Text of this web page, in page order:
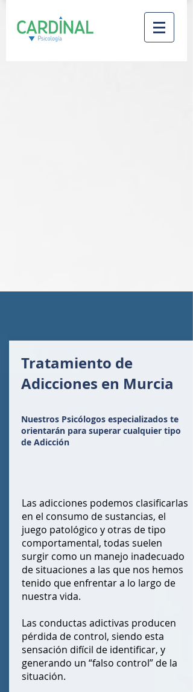
Tratamiento de
Adicciones en Murcia
Nuestros Psicólogos especializados te
orientarán para superar cualquier tipo
de Adicción
Las adicciones podemos clasificarlas
en el consumo de sustancias, el
juego patológico y otras de tipo
comportamental, todas suelen
surgir como un manejo inadecuado
de situaciones a las que nos hemos
tenido que enfrentar a lo largo de
nuestra vida.
Las conductas adictivas producen
pérdida de control, siendo esta
sensación difícil de identificar, y
generando un “falso control” de la
situación.